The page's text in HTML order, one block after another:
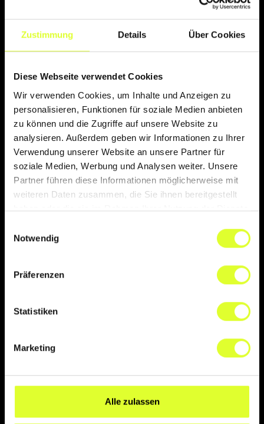
Zustimmung Details Über Cookies
Diese Webseite verwendet Cookies
Wir verwenden Cookies, um Inhalte und Anzeigen zu
personalisieren, Funktionen für soziale Medien anbieten
zu können und die Zugriffe auf unsere Website zu
analysieren. Außerdem geben wir Informationen zu Ihrer
Verwendung unserer Website an unsere Partner für
soziale Medien, Werbung und Analysen weiter. Unsere
Partner führen diese Informationen möglicherweise mit
weiteren Daten zusammen, die Sie ihnen bereitgestellt
haben oder die sie im Rahmen Ihrer Nutzung der Dienste
Notwendig
Präferenzen
Statistiken
Marketing
Alle zulassen